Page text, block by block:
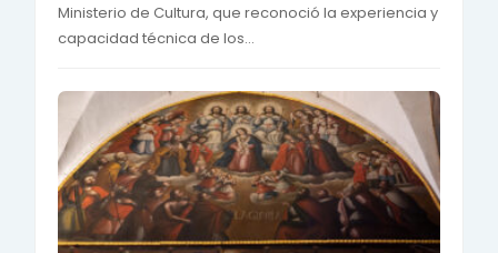
Ministerio de Cultura, que reconoció la experiencia y
capacidad técnica de los...